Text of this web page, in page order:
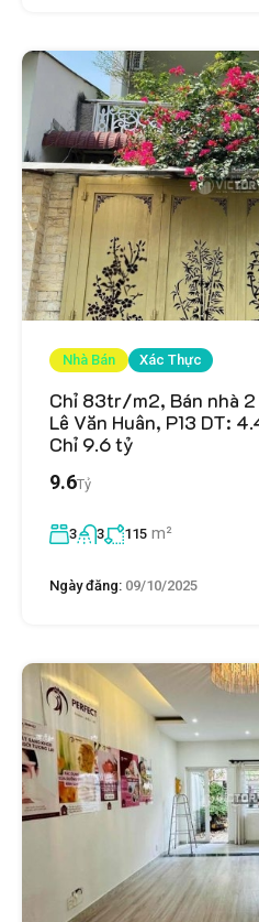
Nhà Bán Xác Thực
Chỉ 83tr/m2, Bán nhà 2
Lê Văn Huân, P13 DT:
Chỉ 9.6 tỷ
9.6Tỷ
3 3 115 m²
Ngày đăng: 09/10/2025